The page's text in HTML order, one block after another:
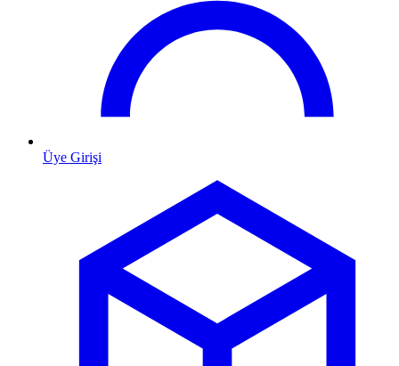
Üye Girişi